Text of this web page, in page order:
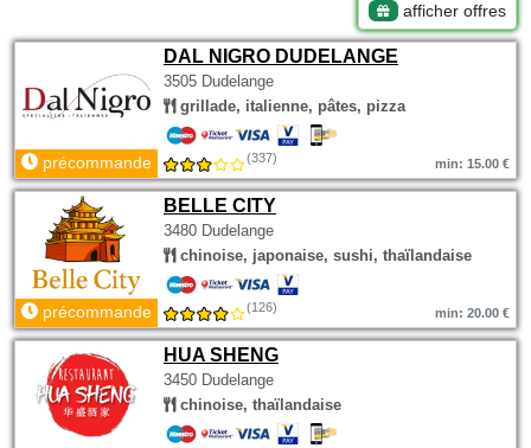
afficher offres
DAL NIGRO DUDELANGE
3505 Dudelange
grillade, italienne, pâtes, pizza
précommande (337) min: 15.00 €
BELLE CITY
3480 Dudelange
chinoise, japonaise, sushi, thaïlandaise
précommande (126) min: 20.00 €
HUA SHENG
3450 Dudelange
chinoise, thaïlandaise